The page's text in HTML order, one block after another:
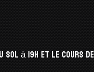
sol à 19h et le cours de